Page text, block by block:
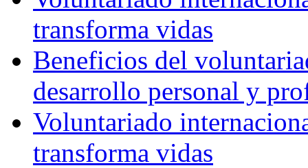
transforma vidas
Beneficios del
desarrollo personal y
Voluntariado
transforma vidas